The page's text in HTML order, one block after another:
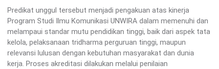
Predikat unggul tersebut menjadi pengakuan atas kinerja
Program Studi Ilmu Komunikasi UNWIRA dalam memenuhi dan
melampaui standar mutu pendidikan tinggi, baik dari aspek tata
kelola, pelaksanaan tridharma perguruan tinggi, maupun
relevansi lulusan dengan kebutuhan masyarakat dan dunia
kerja. Proses akreditasi dilakukan melalui penilaian